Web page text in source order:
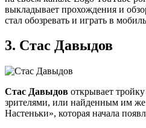
выкладывает прохождения и
стал обозревать и играть в
3. Стас Давыдов
Стас Давыдов открывает
зрителями, или найденным им
Настеньки», которая начала